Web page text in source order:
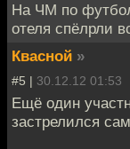
На ЧМ по
отеля спёлрли
Квасной »
#5 | 30.12.12 01:53
Ещё один
застрелился